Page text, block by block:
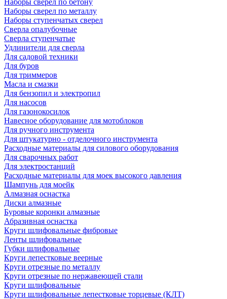
Наборы сверел по бетону
Наборы сверел по металлу
Наборы ступенчатых сверел
Сверла опалубочные
Сверла ступенчатые
Удлинители для сверла
Для садовой техники
Для буров
Для триммеров
Масла и смазки
Для бензопил и электропил
Для насосов
Для газонокосилок
Навесное оборудование для мотоблоков
Для ручного инструмента
Для штукатурно - отделочного инструмента
Расходные материалы для силового оборудования
Для сварочных работ
Для электростанций
Расходные материалы для моек высокого давления
Шампунь для моейк
Алмазная оснастка
Диски алмазные
Буровые коронки алмазные
Абразивная оснастка
Круги шлифовальные фибровые
Ленты шлифовальные
Губки шлифовальные
Круги лепестковые веерные
Круги отрезные по металлу
Круги отрезные по нержавеющей стали
Круги шлифовальные
Круги шлифовальные лепестковые торцевые (КЛТ)